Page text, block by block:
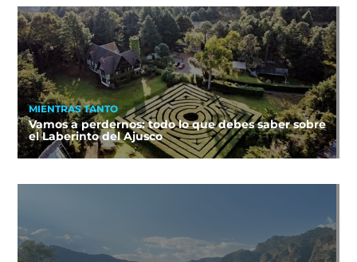
MIENTRAS TANTO
Vamos a perdernos: todo lo que debes saber sobre
el Laberinto del Ajusco